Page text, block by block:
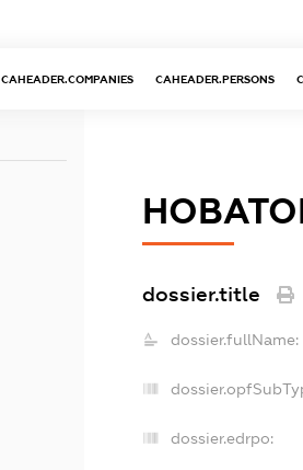
CAHEADER.COMPANIES CAHEADER.PERSONS
dossier.title
dossier.fullName:
dossier.edrpo: